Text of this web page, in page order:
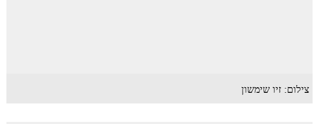
צילום: זיו שימשון